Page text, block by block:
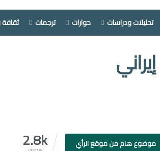
تحليلات ودراسات حوارات ترجمات
2.8k
موضوع هام من موقع الرأي